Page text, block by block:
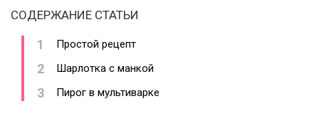
СОДЕРЖАНИЕ СТАТЬИ
Простой рецепт
Шарлотка с манкой
Пирог в мультиварке